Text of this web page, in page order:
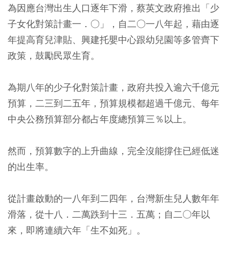
為因應台灣出生人口逐年下滑，蔡英文政府推出「少
子女化對策計畫一．○」，自二○一八年起，藉由逐
年提高育兒津貼、興建托嬰中心跟幼兒園等多管齊下
政策，鼓勵民眾生育。
為期八年的少子化對策計畫，政府共投入逾六千億元
預算，二三到二五年，預算規模都超過千億元、每年
中央公務預算部分都占年度總預算三％以上。
然而，預算數字的上升曲線，完全沒能撐住已經低迷
的出生率。
從計畫啟動的一八年到二四年，台灣新生兒人數年年
滑落，從十八．二萬跌到十三．五萬；自二○年以
來，即將連續六年「生不如死」。